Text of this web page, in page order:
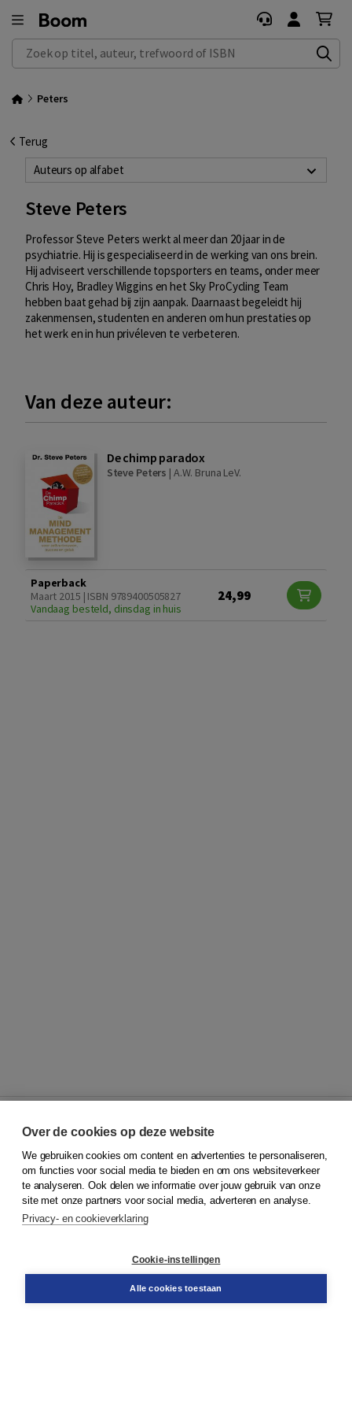
Zoek op titel, auteur, trefwoord of ISBN
Peters
Terug
Auteurs op alfabet
Steve Peters
Professor Steve Peters werkt al meer dan 20 jaar in de
psychiatrie. Hij is gespecialiseerd in de werking van ons brein.
Hij adviseert verschillende topsporters en teams, onder meer
Chris Hoy, Bradley Wiggins en het Sky ProCycling Team
hebben baat gehad bij zijn aanpak. Daarnaast begeleidt hij
zakenmensen, studenten en anderen om hun prestaties op
het werk en in hun privéleven te verbeteren.
Van deze auteur:
De chimp paradox
Steve Peters | A.W. Bruna LeV.
Paperback
Maart 2015 | ISBN 9789400505827
Vandaag besteld, dinsdag in huis
24,99
© 2026Koninklijke Boom uitgevers
Klantenservice
Service & informatie
Contact
Over de cookies op deze website
We gebruiken cookies om content en advertenties te personaliseren,
om functies voor social media te bieden en om ons websiteverkeer
te analyseren. Ook delen we informatie over jouw gebruik van onze
site met onze partners voor social media, adverteren en analyse.
Privacy- en cookieverklaring
Cookie-instellingen
Alle cookies toestaan